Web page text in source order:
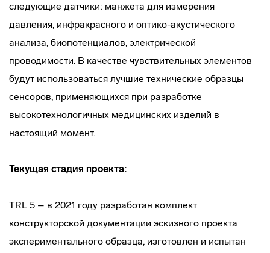
следующие датчики: манжета для измерения
давления, инфракрасного и оптико-акустического
анализа, биопотенциалов, электрической
проводимости. В качестве чувствительных элементов
будут использоваться лучшие технические образцы
сенсоров, применяющихся при разработке
высокотехнологичных медицинских изделий в
настоящий момент.
Текущая стадия проекта:
TRL 5 – в 2021 году разработан комплект
конструкторской документации эскизного проекта
экспериментального образца, изготовлен и испытан